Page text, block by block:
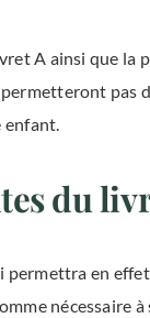
A ainsi que la
pas
du
permettra en
nécessaire